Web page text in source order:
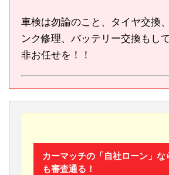
車検は勿論のこと、タイヤ交換
ンク修理、バッテリー交換もし
非お任せを！！
カーマッチの「自社ローン」な
も審査通る！